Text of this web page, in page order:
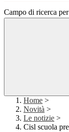
Campo di ricerca
Home >
Novità >
Le notizie >
Cisl scuola